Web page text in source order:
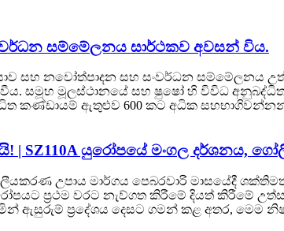
සම්මේලනය සාර්ථකව අවසන් විය.
සහ නවෝත්පාදන සහ සංවර්ධන
සමූහ මූලස්ථානයේ සහ ෂුෂෝ හි විවිධ
කණ්ඩායම් ඇතුළුව 600 කට අධික සහභාගිවන්නන්
| SZ110A යුරෝපයේ මංගල දර්ශනය,
උපාය මාර්ගය පෙබරවාරි මාසයේදී
ප්‍රථම වරට නැව්ගත කිරීමේ දියත් කිරීමේ
ඇසුරුම් ප්‍රදේශය දෙසට ගමන් කළ අතර, මෙම